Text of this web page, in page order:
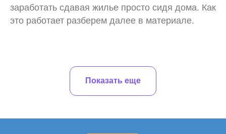
заработать сдавая жилье просто сидя дома. Как
это работает разберем далее в материале.
Показать еще